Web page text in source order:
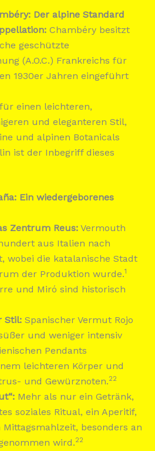
Der alpine Standard
Chambéry besitzt
geschützte
(A.O.C.) Frankreichs für
1930er Jahren eingeführt
einen leichteren,
und eleganteren Stil,
und alpinen Botanicals
ist der Inbegriff dieses
Ein wiedergeborenes
Zentrum Reus: Vermouth
aus Italien nach
wobei die katalanische Stadt
der Produktion wurde.1
und Miró sind historisch
Stil: Spanischer Vermut Rojo
und weniger intensiv
Pendants
leichteren Körper und
und Gewürznoten.22
Mehr als nur ein Getränk,
soziales Ritual, ein Aperitif,
besonders an
wird.22